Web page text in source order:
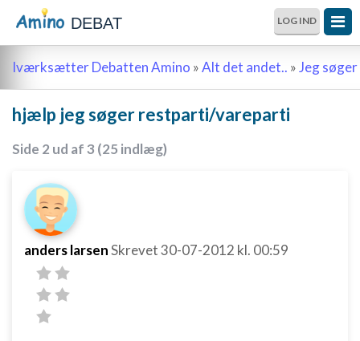
DEBAT LOG IND
Iværksætter Debatten Amino »Alt det andet.. »Jeg
hjælp jeg søger restparti/vareparti
Side 2 ud af 3 (25 indlæg)
anders larsenSkrevet30-07-2012 kl. 00:59